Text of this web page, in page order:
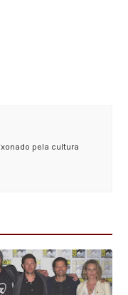
pela cultura